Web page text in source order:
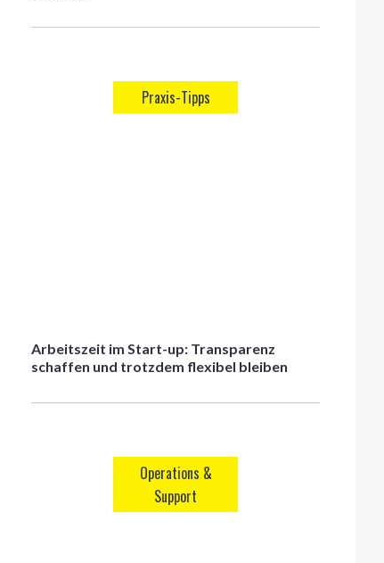
Praxis-Tipps
Arbeitszeit im Start-up: Transparenz
schaffen und trotzdem flexibel bleiben
Operations &
Support